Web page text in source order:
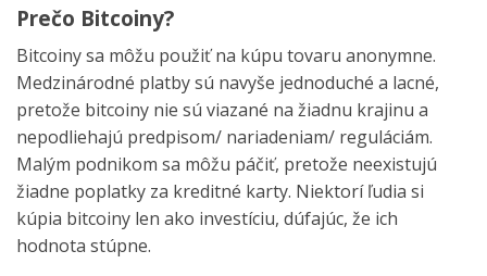
Prečo Bitcoiny?
Bitcoiny sa môžu použiť na kúpu tovaru anonymne.
Medzinárodné platby sú navyše jednoduché a lacné,
pretože bitcoiny nie sú viazané na žiadnu krajinu a
nepodliehajú predpisom/ nariadeniam/ reguláciám.
Malým podnikom sa môžu páčiť, pretože neexistujú
žiadne poplatky za kreditné karty. Niektorí ľudia si
kúpia bitcoiny len ako investíciu, dúfajúc, že ich
hodnota stúpne.